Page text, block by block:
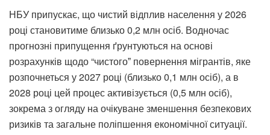
НБУ припускає, що чистий відплив населення у 2026
році становитиме близько 0,2 млн осіб. Водночас
прогнозні припущення ґрунтуються на основі
розрахунків щодо “чистогоˮ повернення мігрантів, яке
розпочнеться у 2027 році (близько 0,1 млн осіб), а в
2028 році цей процес активізується (0,5 млн осіб),
зокрема з огляду на очікуване зменшення безпекових
ризиків та загальне поліпшення економічної ситуації.